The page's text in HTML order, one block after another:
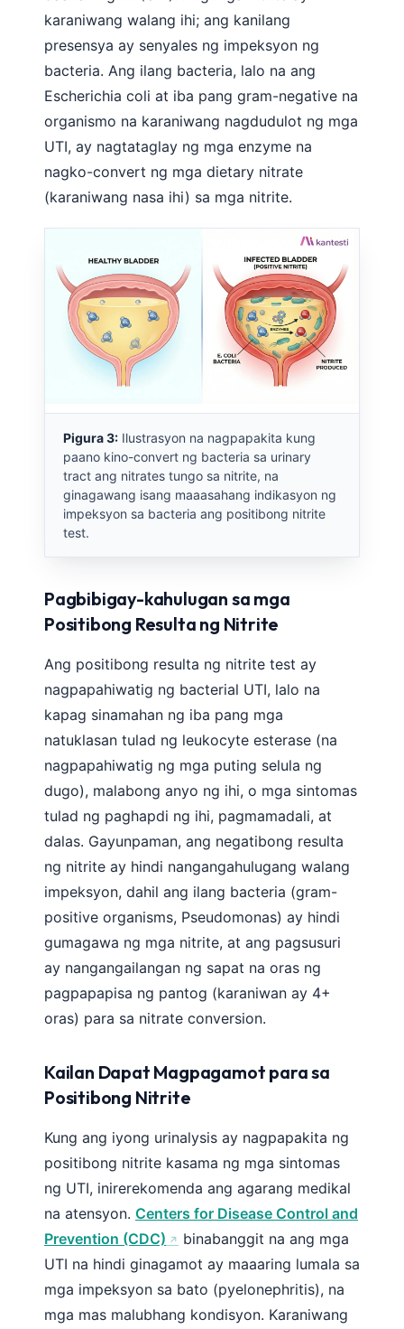
karaniwang walang ihi; ang kanilang
presensya ay senyales ng impeksyon ng
bacteria. Ang ilang bacteria, lalo na ang
Escherichia coli at iba pang gram-negative na
organismo na karaniwang nagdudulot ng mga
UTI, ay nagtataglay ng mga enzyme na
nagko-convert ng mga dietary nitrate
(karaniwang nasa ihi) sa mga nitrite.
Pigura 3: Ilustrasyon na nagpapakita kung
paano kino-convert ng bacteria sa urinary
tract ang nitrates tungo sa nitrite, na
ginagawang isang maaasahang indikasyon ng
impeksyon sa bacteria ang positibong nitrite
test.
Pagbibigay-kahulugan sa mga
Positibong Resulta ng Nitrite
Ang positibong resulta ng nitrite test ay
nagpapahiwatig ng bacterial UTI, lalo na
kapag sinamahan ng iba pang mga
natuklasan tulad ng leukocyte esterase (na
nagpapahiwatig ng mga puting selula ng
dugo), malabong anyo ng ihi, o mga sintomas
tulad ng paghapdi ng ihi, pagmamadali, at
dalas. Gayunpaman, ang negatibong resulta
ng nitrite ay hindi nangangahulugang walang
impeksyon, dahil ang ilang bacteria (gram-
positive organisms, Pseudomonas) ay hindi
gumagawa ng mga nitrite, at ang pagsusuri
ay nangangailangan ng sapat na oras ng
pagpapapisa ng pantog (karaniwan ay 4+
oras) para sa nitrate conversion.
Kailan Dapat Magpagamot para sa
Positibong Nitrite
Kung ang iyong urinalysis ay nagpapakita ng
positibong nitrite kasama ng mga sintomas
ng UTI, inirerekomenda ang agarang medikal
na atensyon. Centers for Disease Control and
Prevention (CDC)
binabanggit na ang mga
UTI na hindi ginagamot ay maaaring lumala sa
mga impeksyon sa bato (pyelonephritis), na
mga mas malubhang kondisyon. Karaniwang